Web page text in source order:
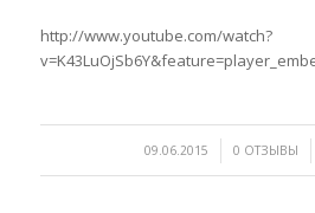
http://www.youtube.com/watch?
09.06.2015
/ 0 ОТЗЫВЫ
/